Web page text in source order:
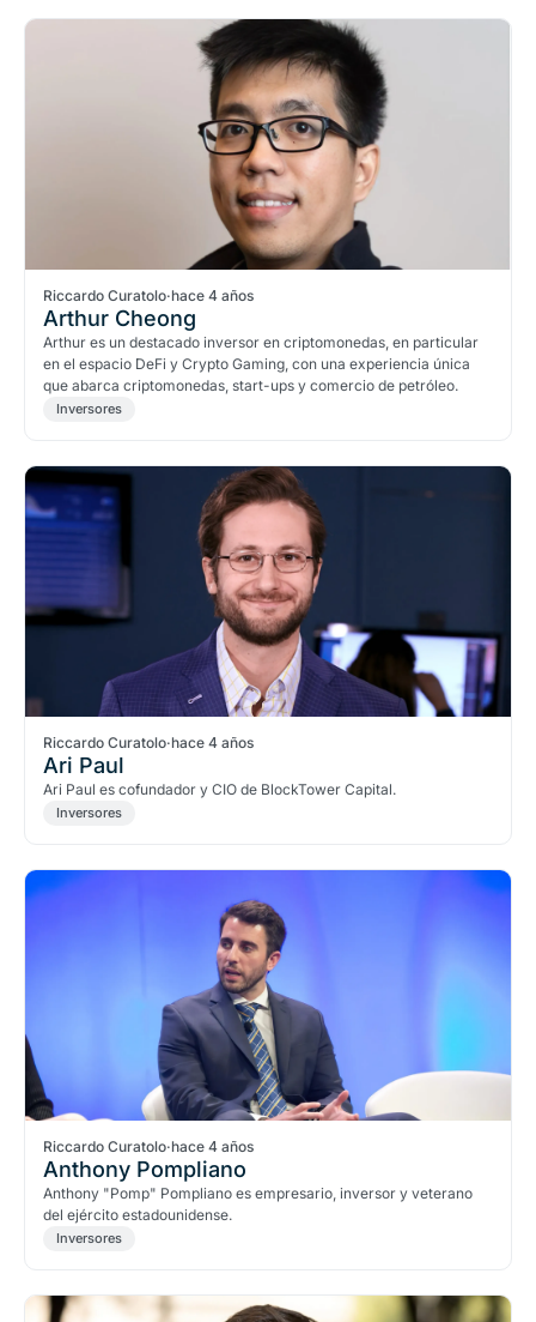
Riccardo Curatolo·hace 4 años
Arthur Cheong
Arthur es un destacado inversor en criptomonedas, en particular
en el espacio DeFi y Crypto Gaming, con una experiencia única
que abarca criptomonedas, start-ups y comercio de petróleo.
Inversores
Riccardo Curatolo·hace 4 años
Ari Paul
Ari Paul es cofundador y CIO de BlockTower Capital.
Inversores
Riccardo Curatolo·hace 4 años
Anthony Pompliano
Anthony "Pomp" Pompliano es empresario, inversor y veterano
del ejército estadounidense.
Inversores